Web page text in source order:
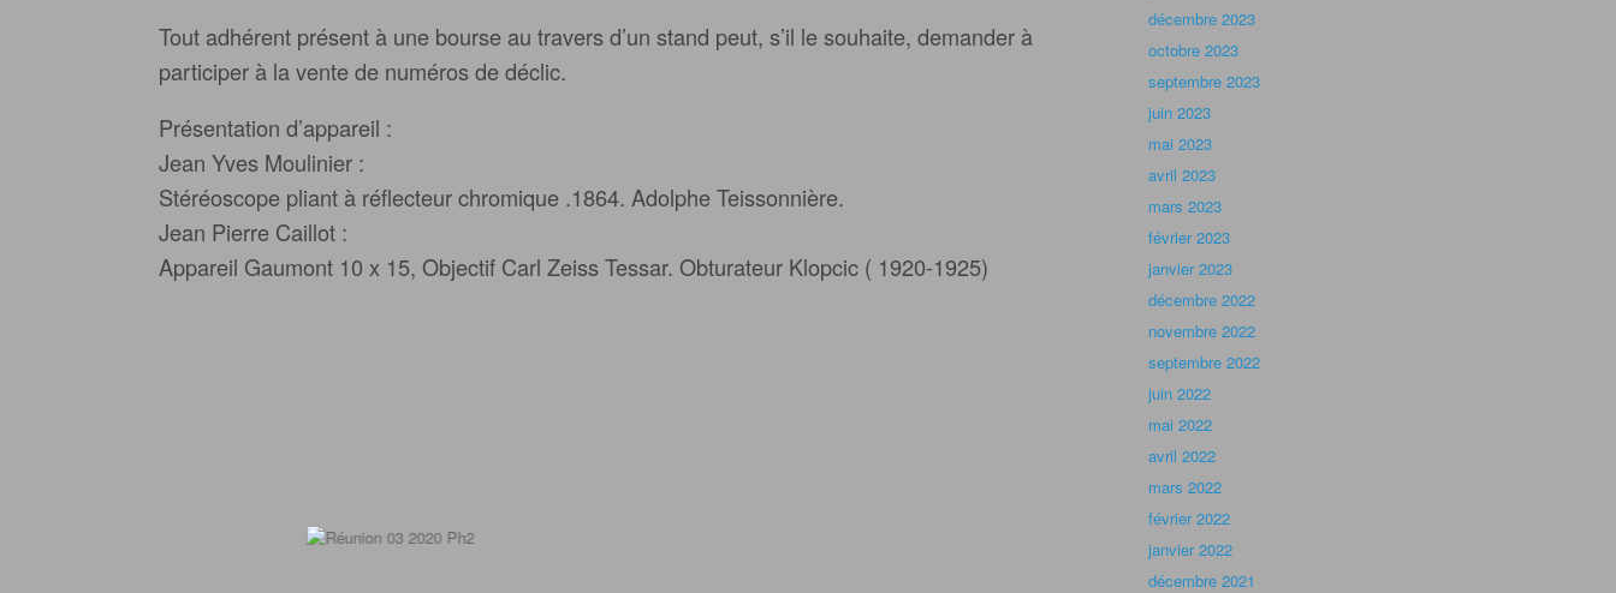
Tout adhérent présent à une bourse au travers d’un stand peut, s’il le souhaite, demander à
participer à la vente de numéros de déclic.
Présentation d’appareil :
Jean Yves Moulinier :
Stéréoscope pliant à réflecteur chromique .1864. Adolphe Teissonnière.
Jean Pierre Caillot :
Appareil Gaumont 10 x 15, Objectif Carl Zeiss Tessar. Obturateur Klopcic ( 1920-1925)
décembre 2023
octobre 2023
septembre 2023
juin 2023
mai 2023
avril 2023
mars 2023
février 2023
janvier 2023
décembre 2022
novembre 2022
septembre 2022
juin 2022
mai 2022
avril 2022
mars 2022
février 2022
janvier 2022
décembre 2021